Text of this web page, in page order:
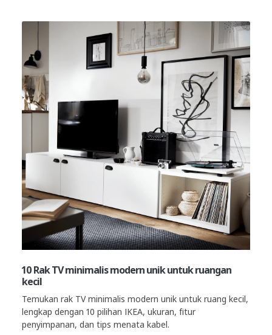
10 Rak TV minimalis modern unik untuk ruangan
kecil
Temukan rak TV minimalis modern unik untuk ruang kecil,
lengkap dengan 10 pilihan IKEA, ukuran, fitur
penyimpanan, dan tips menata kabel.